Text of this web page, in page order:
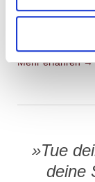
Ich sehe mich
ein
Mehr erfahren →
»Tue
deine